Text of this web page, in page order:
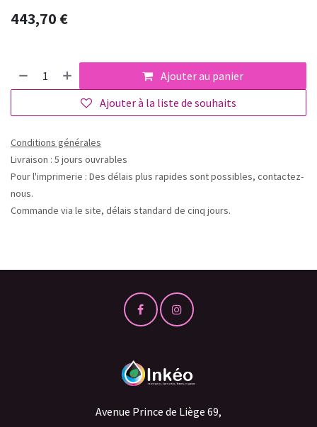
443,70€
Ajouter au panier
Ajouter à la liste de souhaits
Conditions générales
Livraison : 5 jours ouvrables
Pour l'imprimerie : Des délais plus rapides sont possibles, contactez-
nous.
Commande via le site, délais standard de cinq jours.
Avenue Prince de Liège 69,